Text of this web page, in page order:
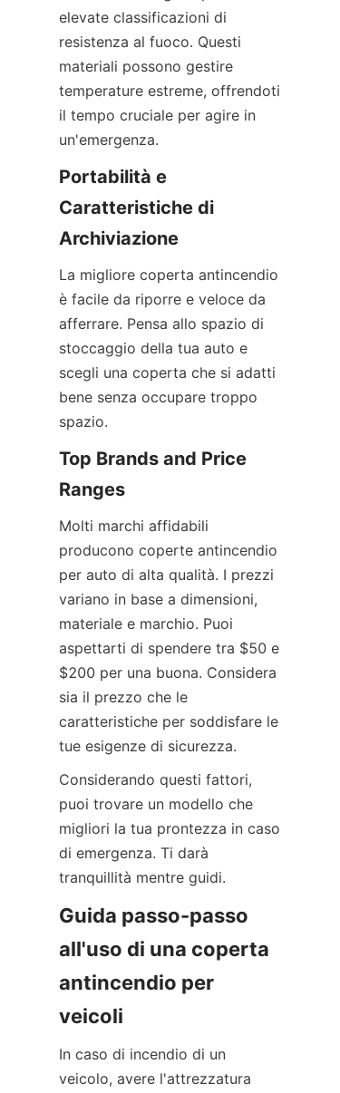
elevate classificazioni di
resistenza al fuoco. Questi
materiali possono gestire
temperature estreme, offrendoti
il tempo cruciale per agire in
un'emergenza.
Portabilità e
Caratteristiche di
Archiviazione
La migliore coperta antincendio
è facile da riporre e veloce da
afferrare. Pensa allo spazio di
stoccaggio della tua auto e
scegli una coperta che si adatti
bene senza occupare troppo
spazio.
Top Brands and Price
Ranges
Molti marchi affidabili
producono coperte antincendio
per auto di alta qualità. I prezzi
variano in base a dimensioni,
materiale e marchio. Puoi
aspettarti di spendere tra $50 e
$200 per una buona. Considera
sia il prezzo che le
caratteristiche per soddisfare le
tue esigenze di sicurezza.
Considerando questi fattori,
puoi trovare un modello che
migliori la tua prontezza in caso
di emergenza. Ti darà
tranquillità mentre guidi.
Guida passo-passo
all'uso di una coperta
antincendio per
veicoli
In caso di incendio di un
veicolo, avere l'attrezzatura